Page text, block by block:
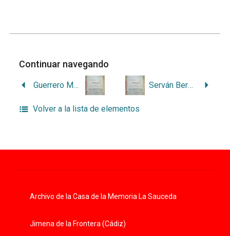
Continuar navegando
Guerrero Moreno, Eduardo Serván Bernal, Diego
Volver a la lista de elementos
Archivo de la Casa de la Memoria La Sauceda
Jimena de la Frontera (Cádiz)